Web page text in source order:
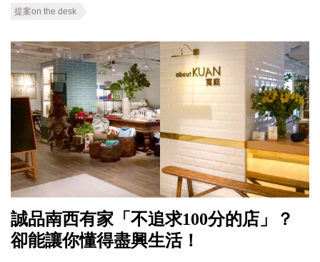
提案on the desk
誠品南西有家「不追求100分的店」？
卻能讓你懂得盡興生活！